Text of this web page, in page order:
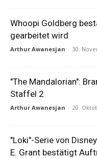
Whoopi Goldberg
gearbeitet wird
Arthur Awanesjan - 30.
"The Mandalorian":
Staffel 2
Arthur Awanesjan - 20.
"Loki"-Serie von
E. Grant bestätigt